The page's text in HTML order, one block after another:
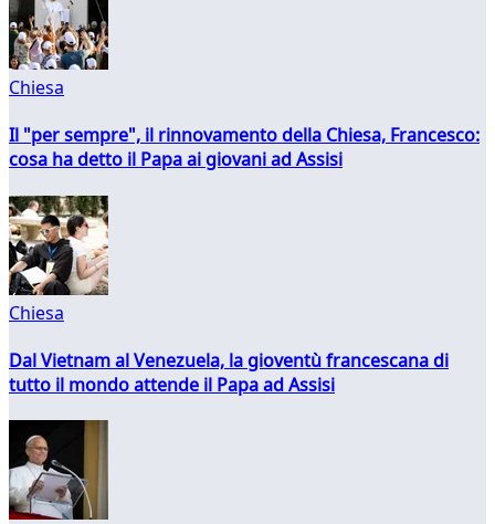
Chiesa
Il "per sempre", il rinnovamento della Chiesa, Francesco:
cosa ha detto il Papa ai giovani ad Assisi
Chiesa
Dal Vietnam al Venezuela, la gioventù francescana di
tutto il mondo attende il Papa ad Assisi